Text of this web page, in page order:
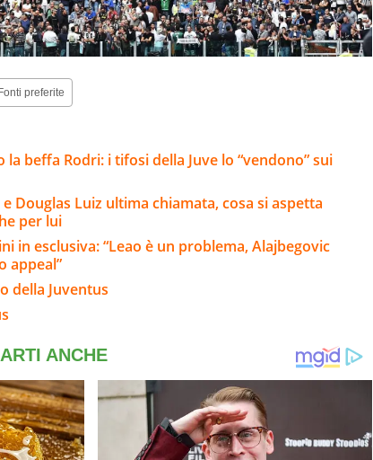
preferite
beffa Rodri: i tifosi della Juve lo “vendono” sui
Douglas Luiz ultima chiamata, cosa si aspetta
per lui
in esclusiva: “Leao è un problema, Alajbegovic
appeal”
della Juventus